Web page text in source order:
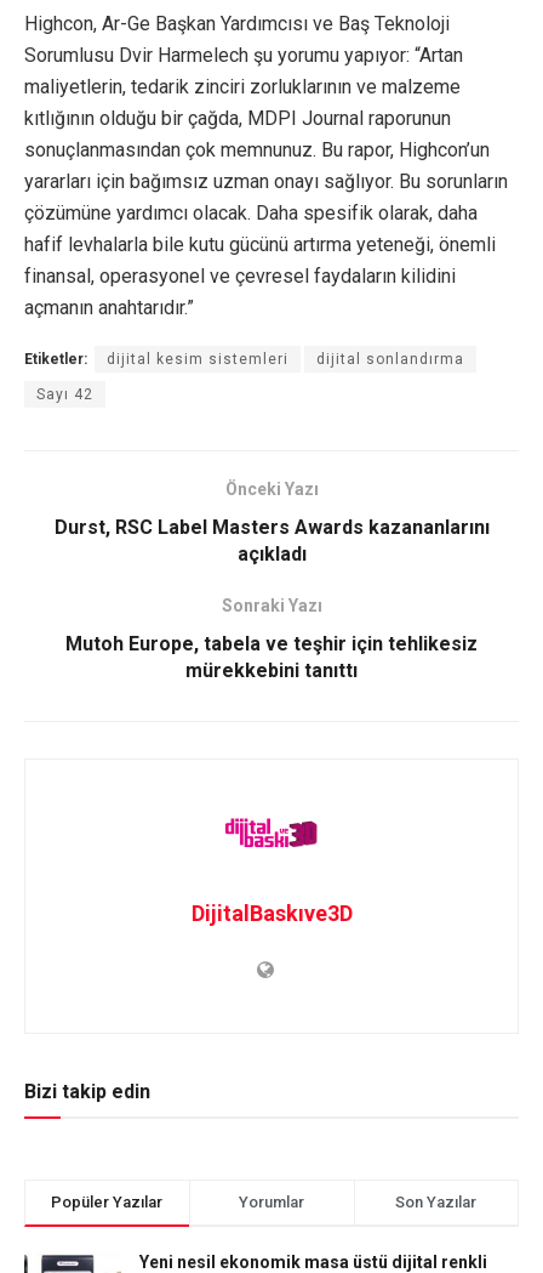
Highcon, Ar-Ge Başkan Yardımcısı ve Baş Teknoloji
Sorumlusu Dvir Harmelech şu yorumu yapıyor: “Artan
maliyetlerin, tedarik zinciri zorluklarının ve malzeme
kıtlığının olduğu bir çağda, MDPI Journal raporunun
sonuçlanmasından çok memnunuz. Bu rapor, Highcon’un
yararları için bağımsız uzman onayı sağlıyor. Bu sorunların
çözümüne yardımcı olacak. Daha spesifik olarak, daha
hafif levhalarla bile kutu gücünü artırma yeteneği, önemli
finansal, operasyonel ve çevresel faydaların kilidini
açmanın anahtarıdır.”
Etiketler: dijital kesim sistemleri dijital sonlandırma
Sayı 42
Önceki Yazı
Durst, RSC Label Masters Awards kazananlarını
açıkladı
Sonraki Yazı
Mutoh Europe, tabela ve teşhir için tehlikesiz
mürekkebini tanıttı
DijitalBaskıve3D
Bizi takip edin
Popüler Yazılar Yorumlar Son Yazılar
Yeni nesil ekonomik masa üstü dijital renkli